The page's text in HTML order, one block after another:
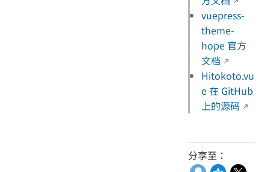
vuepress-
theme-
hope 官方
文档
Hitokoto.vu
e 在 GitHub
上的源码
分享至：